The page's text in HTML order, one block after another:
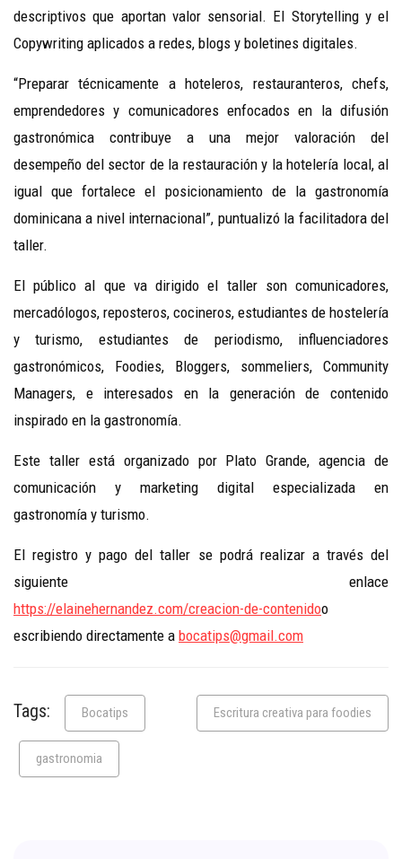
descriptivos que aportan valor sensorial. El Storytelling y el
Copywriting aplicados a redes, blogs y boletines digitales.
“Preparar técnicamente a hoteleros, restauranteros, chefs,
emprendedores y comunicadores enfocados en la difusión
gastronómica contribuye a una mejor valoración del
desempeño del sector de la restauración y la hotelería local, al
igual que fortalece el posicionamiento de la gastronomía
dominicana a nivel internacional”, puntualizó la facilitadora del
taller.
El público al que va dirigido el taller son comunicadores,
mercadólogos, reposteros, cocineros, estudiantes de hostelería
y turismo, estudiantes de periodismo, influenciadores
gastronómicos, Foodies, Bloggers, sommeliers, Community
Managers, e interesados en la generación de contenido
inspirado en la gastronomía.
Este taller está organizado por Plato Grande, agencia de
comunicación y marketing digital especializada en
gastronomía y turismo.
El registro y pago del taller se podrá realizar a través del
siguiente enlace
https://elainehernandez.com/creacion-de-contenidoo
escribiendo directamente a bocatips@gmail.com
Tags: Bocatips Escritura creativa para foodies
gastronomia